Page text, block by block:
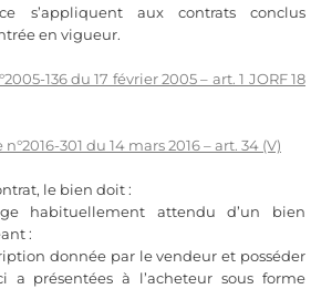
s’appliquent aux contrats conclus
en vigueur.
136 du 17 février 2005 – art. 1 JORF 18
301 du 14 mars 2016 – art. 34 (V)
le bien doit :
habituellement attendu d’un bien
:
donnée par le vendeur et posséder
a présentées à l’acheteur sous forme